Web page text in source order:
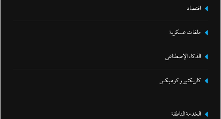
اقتصاد
ملفات عسكرية
الذكاء الإصطناعي
كاريكتير و كوميكس
الخدمة الناطقة